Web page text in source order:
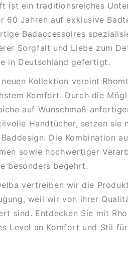
ist ein traditionsreiches
60 Jahren auf exklusive
Badaccessoires
Sorgfalt und Liebe zum
in Deutschland gefertigt.
Kollektion vereint
Komfort. Durch die
auf Wunschmaß
Handtücher, setzen sie
Die Kombination
sowie hochwertiger
besonders begehrt.
vertreiben wir die
weil wir von ihrer
sind. Entdecken Sie mit
Level an Komfort und Stil